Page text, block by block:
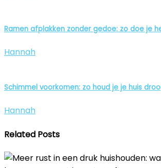
Ramen afplakken zonder gedoe: zo doe je
Hannah
Schimmel voorkomen: zo houd je je huis
Hannah
Related Posts